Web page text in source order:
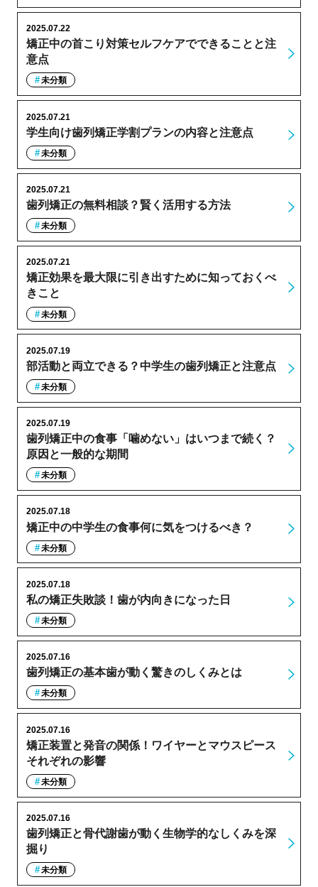
矯正中の首こり対策セルフケアでできることと注
意点
2025.07.22
未分類
学生向け歯列矯正学割プランの内容と注意点
2025.07.21
未分類
歯列矯正の無料相談？賢く活用する方法
2025.07.21
未分類
矯正効果を最大限に引き出すために知っておくべ
きこと
2025.07.21
未分類
部活動と両立できる？中学生の歯列矯正と注意点
2025.07.19
未分類
歯列矯正中の食事「噛めない」はいつまで続く？
原因と一般的な期間
2025.07.19
未分類
矯正中の中学生の食事何に気をつけるべき？
2025.07.18
未分類
私の矯正失敗談！歯が内向きになった日
2025.07.18
未分類
歯列矯正の基本歯が動く驚きのしくみとは
2025.07.16
未分類
矯正装置と発音の関係！ワイヤーとマウスピース
それぞれの影響
2025.07.16
未分類
歯列矯正と骨代謝歯が動く生物学的なしくみを深
掘り
2025.07.16
未分類